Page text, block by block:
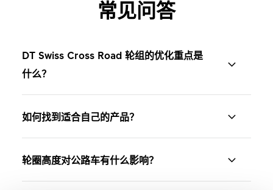
常见问答
DT Swiss Cross Road 轮组的优化重点是
什么？
越野赛而优化，能够应对泥泞、沙地与其他难以预测
的赛道条件。较低的框高设计，有助于骑行者在狭窄
路段中保持车辆可控性，并在出弯与进入爬坡时快速
如何找到适合自己的产品？
找到整个产品系列和所有技术规格。使用
轮组搜寻
器，只需点击几下即可找到合适的轮组。
轮圈高度对公路车有什么影响？